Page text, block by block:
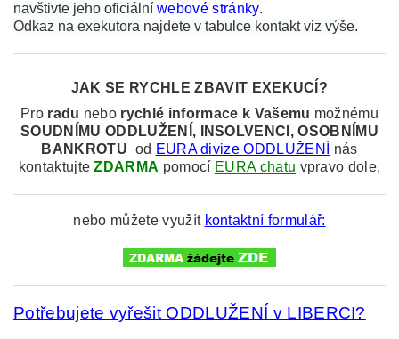
navštivte jeho oficiální webové stránky.
Odkaz na exekutora najdete v tabulce kontakt viz výše.
JAK SE RYCHLE ZBAVIT EXEKUCÍ?
Pro radu nebo rychlé informace k Vašemu možnému
SOUDNÍMU ODDLUŽENÍ, INSOLVENCI, OSOBNÍMU
BANKROTU od EURA divize ODDLUŽENÍ
nás
kontaktujteZDARMA pomocí EURA chatu vpravo dole,
nebo můžete využít kontaktní formulář:
Potřebujete vyřešit ODDLUŽENÍ v LIBERCI?